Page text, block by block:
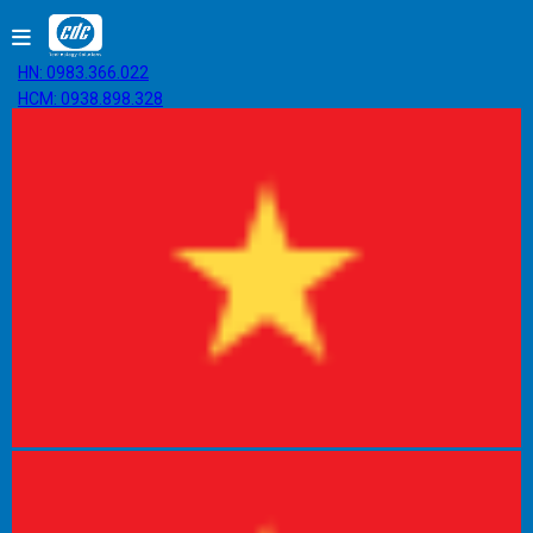
HN: 0983.366.022
HCM: 0938.898.328